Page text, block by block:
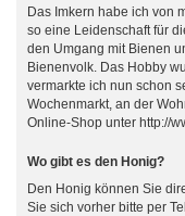
Das Imkern habe ich von
so eine Leidenschaft für
den Umgang mit Bienen
Bienenvolk. Das Hobby
vermarkte ich nun schon
Wochenmarkt, an der
Online-Shop unter http://
Wo gibt es den Honig?
Den Honig können Sie
Sie sich vorher bitte per